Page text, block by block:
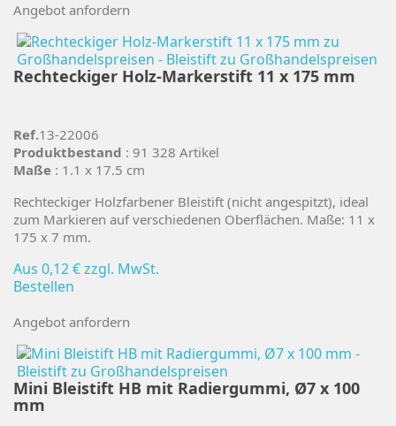
Angebot anfordern
Rechteckiger Holz-Markerstift 11 x 175 mm
Ref.13-22006
Produktbestand : 91 328 Artikel
Maße : 1.1 x 17.5 cm
Rechteckiger Holzfarbener Bleistift (nicht angespitzt), ideal
zum Markieren auf verschiedenen Oberflächen. Maße: 11 x
175 x 7 mm.
Aus 0,12 €zzgl. MwSt.
Bestellen
Angebot anfordern
Mini Bleistift HB mit Radiergummi, Ø7 x 100
mm